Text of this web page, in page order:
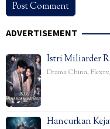
ADVERTISEMENT
Istri Miliarder
Drama China, Flextv,
Hancurkan